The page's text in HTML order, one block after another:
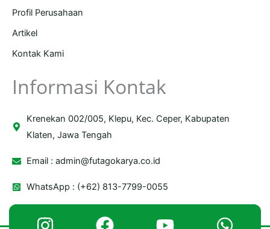
Profil Perusahaan
Artikel
Kontak Kami
Informasi Kontak
Krenekan 002/005, Klepu, Kec. Ceper, Kabupaten
Klaten, Jawa Tengah
Email :admin@futagokarya.co.id
WhatsApp : (+62) 813-7799-0055